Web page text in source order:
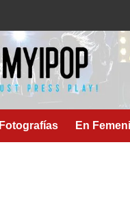
Fotografías En